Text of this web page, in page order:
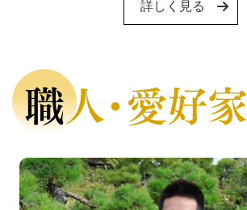
詳しく見る
職人・愛好家